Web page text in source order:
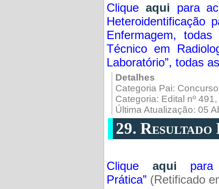
Clique aqui para
Heteroidentificação
Enfermagem,
Técnico em
Laboratório”, todas
Detalhes
Categoria Pai:
Categoria: Edital nº
Última Atualização: 05
29.
Clique aqui para
Prática” (Retificado